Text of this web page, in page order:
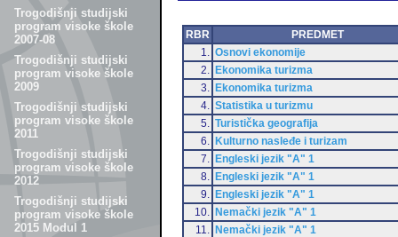
Trogodišnji studijski
program visoke škole
2007-08
Trogodišnji studijski
program visoke škole
2009
Trogodišnji studijski
program visoke škole
2011
Trogodišnji studijski
program visoke škole
2012
Trogodišnji studijski
program visoke škole
2015 Modul 1
RBR
PREDMET
1.
Osnovi ekonomije
2.
Ekonomika turizma
3.
Ekonomika turizma
4.
Statistika u turizmu
5.
Turistička geografija
6.
Kulturno nasleđe i turizam
7.
Engleski jezik "A" 1
8.
Engleski jezik "A" 1
9.
Engleski jezik "A" 1
10.
Nemački jezik "A" 1
11.
Nemački jezik "A" 1